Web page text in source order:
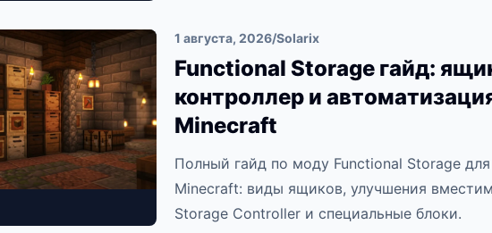
1 августа, 2026/Solarix
Functional Storage гайд:
контроллер и
Minecraft
Полный гайд по моду Functional Storage для
Minecraft: виды ящиков, улучшения
Storage Controller и специальные блоки.